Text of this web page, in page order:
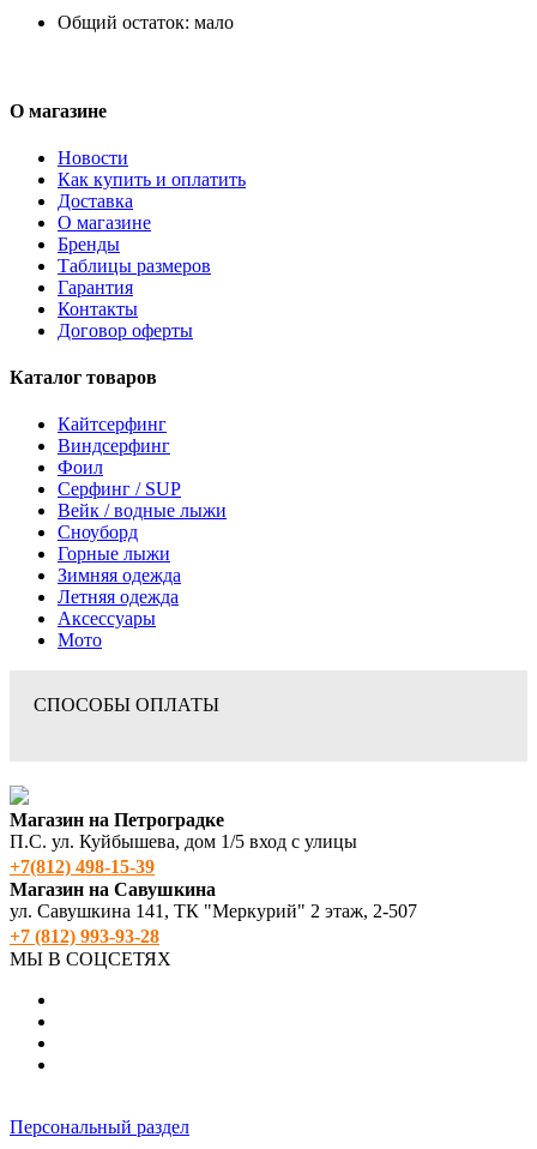
Общий остаток: мало
О магазине
Новости
Как купить и оплатить
Доставка
О магазине
Бренды
Таблицы размеров
Гарантия
Контакты
Договор оферты
Каталог товаров
Кайтсерфинг
Виндсерфинг
Фоил
Серфинг / SUP
Вейк / водные лыжи
Сноуборд
Горные лыжи
Зимняя одежда
Летняя одежда
Аксессуары
Мото
СПОСОБЫ ОПЛАТЫ
Магазин на Петроградке
П.С. ул. Куйбышева, дом 1/5 вход с улицы
+7(812) 498‑15-39
Магазин на Савушкина
ул. Савушкина 141, ТК "Меркурий" 2 этаж, 2-507
+7 (812) 993-93-28
МЫ В СОЦСЕТЯХ
Персональный раздел